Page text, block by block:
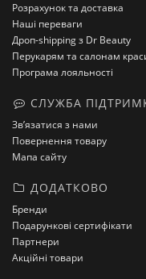
Розрахунок та доставка
Наші переваги
Дроп-shipping з Dr Beauty
Перукарям та салонам
Програма лояльності
СЛУЖБА
Зв’язатися з нами
Повернення товару
Мапа сайту
ДОДАТКОВО
Бренди
Подарункові сертифікати
Партнери
Акційні товари